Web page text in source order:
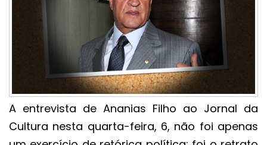
A entrevista de Ananias Filho ao Jornal da
Cultura nesta quarta-feira, 6, não foi apenas